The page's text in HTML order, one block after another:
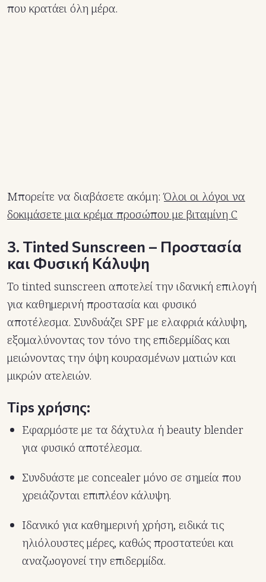
που κρατάει όλη μέρα.
Μπορείτε να διαβάσετε ακόμη:Όλοι οι λόγοι να
δοκιμάσετε μια κρέμα προσώπου με βιταμίνη C
3. Tinted Sunscreen – Προστασία
και Φυσική Κάλυψη
Το tinted sunscreen αποτελεί την ιδανική επιλογή
για καθημερινή προστασία και φυσικό
αποτέλεσμα. Συνδυάζει SPF με ελαφριά κάλυψη,
εξομαλύνοντας τον τόνο της επιδερμίδας και
μειώνοντας την όψη κουρασμένων ματιών και
μικρών ατελειών.
Tips χρήσης:
Εφαρμόστε με τα δάχτυλα ή beauty blender
για φυσικό αποτέλεσμα.
Συνδυάστε με concealer μόνο σε σημεία που
χρειάζονται επιπλέον κάλυψη.
Ιδανικό για καθημερινή χρήση, ειδικά τις
ηλιόλουστες μέρες, καθώς προστατεύει και
αναζωογονεί την επιδερμίδα.